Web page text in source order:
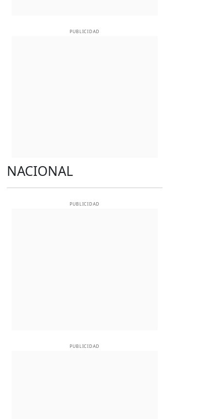
PUBLICIDAD
NACIONAL
PUBLICIDAD
PUBLICIDAD